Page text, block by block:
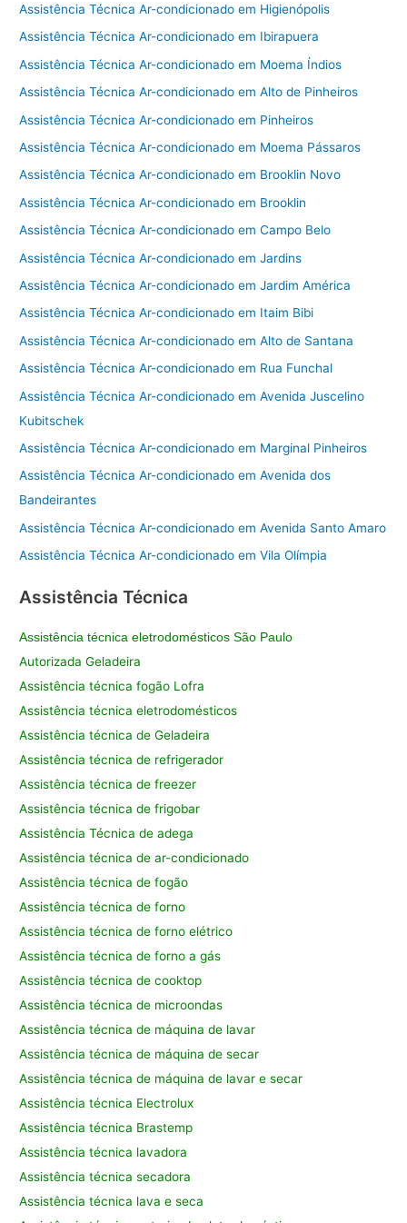
Assistência Técnica Ar-condicionado em Higienópolis
Assistência Técnica Ar-condicionado em Ibirapuera
Assistência Técnica Ar-condicionado em Moema Índios
Assistência Técnica Ar-condicionado em Alto de Pinheiros
Assistência Técnica Ar-condicionado em Pinheiros
Assistência Técnica Ar-condicionado em Moema Pássaros
Assistência Técnica Ar-condicionado em Brooklin Novo
Assistência Técnica Ar-condicionado em Brooklin
Assistência Técnica Ar-condicionado em Campo Belo
Assistência Técnica Ar-condicionado em Jardins
Assistência Técnica Ar-condicionado em Jardim América
Assistência Técnica Ar-condicionado em Itaim Bibi
Assistência Técnica Ar-condicionado em Alto de Santana
Assistência Técnica Ar-condicionado em Rua Funchal
Assistência Técnica Ar-condicionado em Avenida Juscelino
Kubitschek
Assistência Técnica Ar-condicionado em Marginal Pinheiros
Assistência Técnica Ar-condicionado em Avenida dos
Bandeirantes
Assistência Técnica Ar-condicionado em Avenida Santo Amaro
Assistência Técnica Ar-condicionado em Vila Olímpia
Assistência Técnica
Assistência técnica eletrodomésticos São Paulo
Autorizada Geladeira
Assistência técnica fogão Lofra
Assistência técnica eletrodomésticos
Assistência técnica de Geladeira
Assistência técnica de refrigerador
Assistência técnica de freezer
Assistência técnica de frigobar
Assistência Técnica de adega
Assistência técnica de ar-condicionado
Assistência técnica de fogão
Assistência técnica de forno
Assistência técnica de forno elétrico
Assistência técnica de forno a gás
Assistência técnica de cooktop
Assistência técnica de microondas
Assistência técnica de máquina de lavar
Assistência técnica de máquina de secar
Assistência técnica de máquina de lavar e secar
Assistência técnica Electrolux
Assistência técnica Brastemp
Assistência técnica lavadora
Assistência técnica secadora
Assistência técnica lava e seca